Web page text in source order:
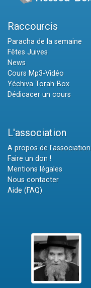
Raccourcis
Paracha de la semaine
Fêtes Juives
News
Cours Mp3-Vidéo
Yéchiva Torah-Box
Dédicacer un cours
L'association
A propos de l'association
Faire un don !
Mentions légales
Nous contacter
Aide (FAQ)